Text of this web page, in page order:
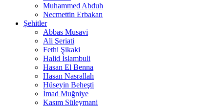
Muhammed Abduh
Necmettin Erbakan
Şehitler
Abbas Musavi
Ali Şeriati
Fethi Şikaki
Halid İslambuli
Hasan El Benna
Hasan Nasrallah
Hüseyin Beheşti
İmad Muğniye
Kasım Süleymani